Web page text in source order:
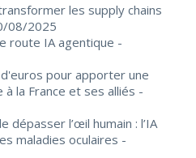
les supply chains
08/2025
route IA agentique -
pour apporter une
la France et ses alliés -
dépasser l’œil humain : l’IA
maladies oculaires -